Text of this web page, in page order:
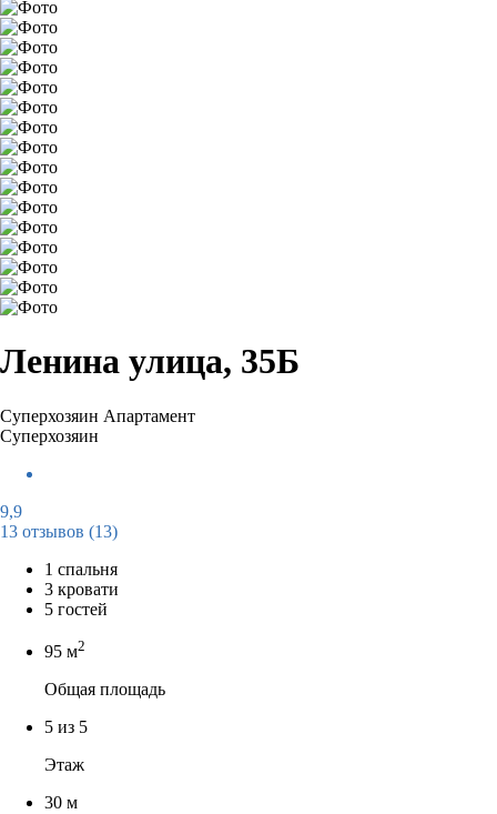
Ленина улица, 35Б
Суперхозяин Апартамент
Суперхозяин
9,9
13 отзывов (13)
1 спальня
3 кровати
5 гостей
95 м2
Общая площадь
5 из 5
Этаж
30 м